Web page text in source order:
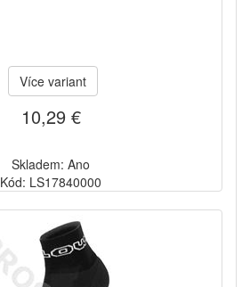
Více variant
10,29 €
Skladem: Ano
Kód: LS17840000